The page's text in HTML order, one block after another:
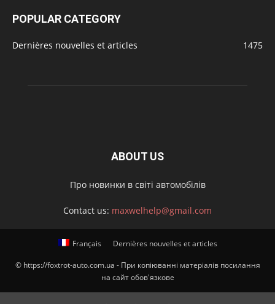
POPULAR CATEGORY
Dernières nouvelles et articles 1475
ABOUT US
Про новинки в світі автомобілів
Contact us: maxwelhelp@gmail.com
Français Dernières nouvelles et articles
© https://foxtrot-auto.com.ua - При копіюванні матеріалів посилання
на сайт обов'язкове